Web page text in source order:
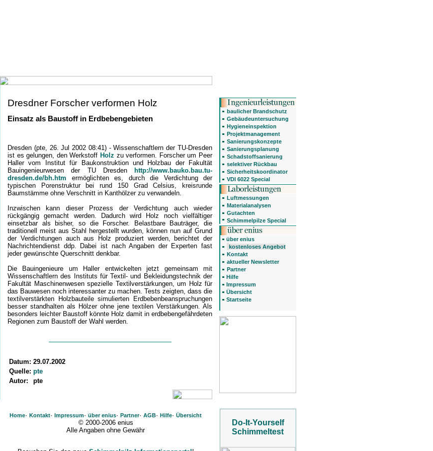
Dresdner Forscher verformen Holz
Einsatz als Baustoff in Erdbebengebieten
Dresden (pte, 26. Jul 2002 08:41) - Wissenschaftlern der TU-Dresden
ist es gelungen, den Werkstoff Holz zu verformen. Forscher um Peer
Haller vom Institut für Baukonstruktion und Holzbau der Fakultät
Bauingenieurwesen der TU Dresden http://www.bauko.bau.tu-
dresden.de/bh.htm ermöglichten es, durch die Verdichtung der
typischen Porenstruktur bei rund 150 Grad Celsius, kreisrunde
Baumstämme ohne Verschnitt in Kanthölzer zu verwandeln.
Inzwischen kann dieser Prozess der Verdichtung auch wieder
rückgängig gemacht werden. Dadurch wird Holz noch vielfältiger
einsetzbar als bisher, so die Forscher. Belastbare Bauträger, die
traditionell meist aus Stahl hergestellt wurden, können nun auf Grund
der Verdichtungen auch aus Holz produziert werden, berichtet der
Nachrichtendienst ddp. Dabei ist nach Angaben der Experten fast
jeder gewünschte Querschnitt denkbar.
Die Bauingenieure um Haller entwickelten jetzt gemeinsam mit
Wissenschaftlern des Instituts für Textil- und Bekleidungstechnik der
Fakultät Maschinenwesen spezielle Textilverstärkungen, um Holz für
das Bauwesen noch interessanter zu machen. Tests zeigten, dass die
textilverstärkten Holzbauteile simulierten Erdbebenbeanspruchungen
besser standhalten als Hölzer ohne jene textilen Verstärkungen. Als
besonders leichter Baustoff könnte Holz damit in erdbebengefährdeten
Regionen zum Baustoff der Wahl werden.
Datum: 29.07.2002
Quelle: pte
Autor:
pte
Home· Kontakt· Impressum· über enius· Partner· AGB· Hilfe· Übersicht
© 2000-2006 enius
Alle Angaben ohne Gewähr
baulicher Brandschutz
Gebäudeuntersuchung
Hygieneinspektion
Projektmanagement
Sanierungskonzepte
Sanierungsplanung
Schadstoffsanierung
selektiver Rückbau
Sicherheitskoordinator
VDI 6022 Special
Luftmessungen
Materialanalysen
Gutachten
Schimmelpilze Special
über enius
kostenloses Angebot
Kontakt
aktueller Newsletter
Partner
Hilfe
Impressum
Übersicht
Startseite
Do-It-Yourself
Schimmeltest